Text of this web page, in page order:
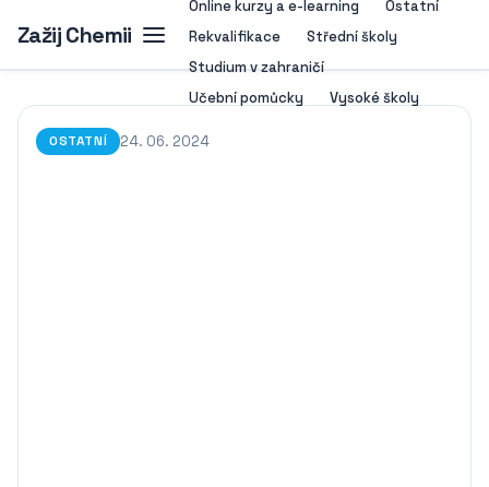
Zažij Chemii
Online kurzy a e-learning
Ostatní
Rekvalifikace
Střední školy
Studium v zahraničí
Učební pomůcky
Vysoké školy
OSTATNÍ 24. 06. 2024